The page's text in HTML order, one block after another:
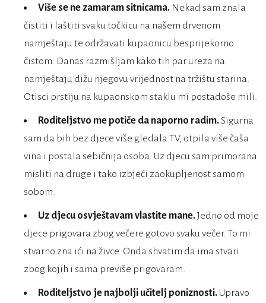
Više se ne zamaram sitnicama. Nekad sam znala
čistiti i laštiti svaku točkicu na našem drvenom
namještaju te održavati kupaonicu besprijekorno
čistom. Danas razmišljam kako tih par ureza na
namještaju dižu njegovu vrijednost na tržištu starina.
Otisci prstiju na kupaonskom staklu mi postadoše mili.
Roditeljstvo me potiče da naporno radim. Sigurna
sam da bih bez djece više gledala TV, otpila više čaša
vina i postala sebičnija osoba. Uz djecu sam primorana
misliti na druge i tako izbjeći zaokupljenost samom
sobom.
Uz djecu osvještavam vlastite mane.Jedno od moje
djece prigovara zbog večere gotovo svaku večer. To mi
stvarno zna ići na živce. Onda shvatim da ima stvari
zbog kojih i sama previše prigovaram.
Roditeljstvo je najbolji učitelj poniznosti. Upravo